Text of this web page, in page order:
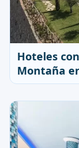
Hoteles
Montaña